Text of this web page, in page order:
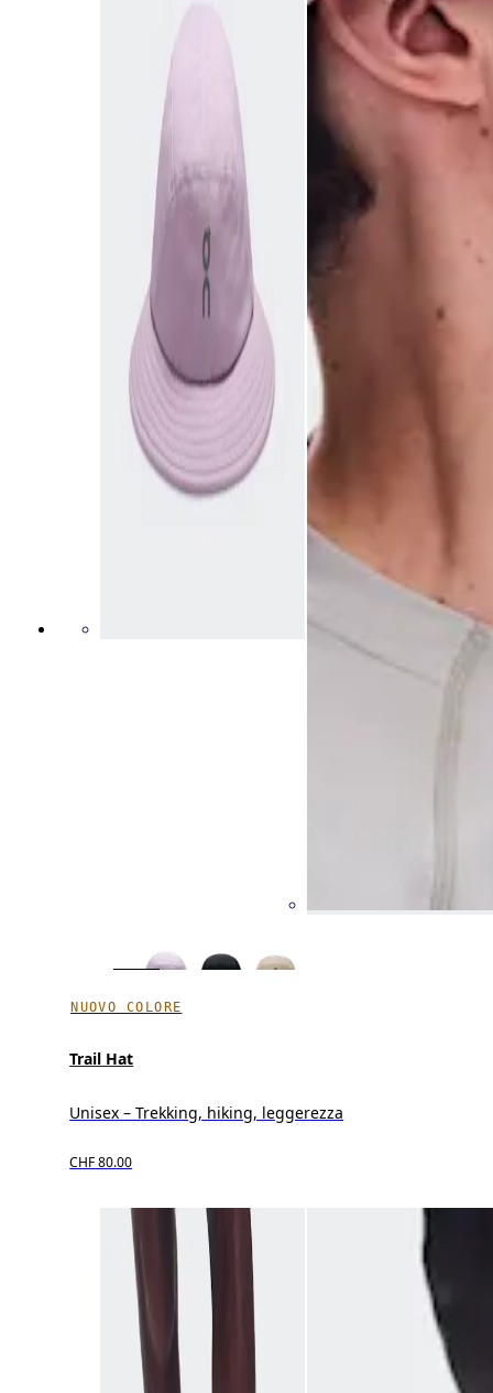
NUOVO COLORE
Trail Hat
Unisex – Trekking, hiking, leggerezza
CHF 80.00